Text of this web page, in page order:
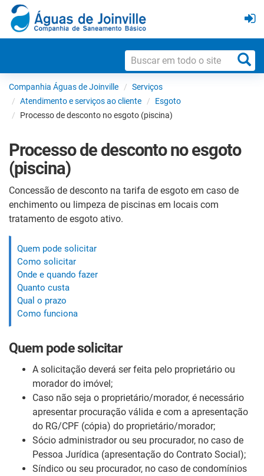
Companhia Águas de Joinville
Serviços
Atendimento e serviços ao cliente
Esgoto
Processo de desconto no esgoto (piscina)
Processo de desconto no esgoto
(piscina)
Concessão de desconto na tarifa de esgoto em caso de
enchimento ou limpeza de piscinas em locais com
tratamento de esgoto ativo.
Quem pode solicitar
Como solicitar
Onde e quando fazer
Quanto custa
Qual o prazo
Como funciona
Quem pode solicitar
A solicitação deverá ser feita pelo proprietário ou
morador do imóvel;
Caso não seja o proprietário/morador, é necessário
apresentar procuração válida e com a apresentação
do RG/CPF (cópia) do proprietário/morador;
Sócio administrador ou seu procurador, no caso de
Pessoa Jurídica (apresentação do Contrato Social);
Síndico ou seu procurador, no caso de condomínios